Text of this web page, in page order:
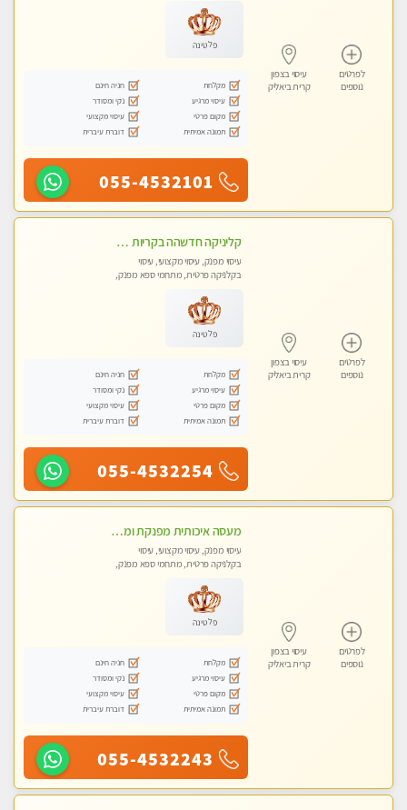
לפרטים
נוספים
עיסוי בצפון
קרית ביאליק
פלטינה
מקלחת
חניה חינם
עיסוי מרגיע
נקי ומסודר
מקום פרטי
עיסוי מקצועי
תמונה אמיתית
דוברת עיברית
055-4532101
לפרטים
נוספים
עיסוי בצפון
קרית ביאליק
קליניקה חדשהה בקריות מעסה איכותית מפנקת ומקצועית מאוד+נשים +זוגות
עיסוי מפנק, עיסוי מקצועי, עיסוי
בקלניקה פרטית, מתחמי ספא מפנק,
לנשים בלבד
פלטינה
מקלחת
חניה חינם
עיסוי מרגיע
נקי ומסודר
מקום פרטי
עיסוי מקצועי
תמונה אמיתית
דוברת עיברית
055-4532254
לפרטים
נוספים
עיסוי בצפון
קרית ביאליק
מעסה איכותית מפנקת ומקצועית עיסוי חלומי ..... בקריות
עיסוי מפנק, עיסוי מקצועי, עיסוי
בקלניקה פרטית, מתחמי ספא מפנק,
פלטינה
מקלחת
חניה חינם
עיסוי מרגיע
נקי ומסודר
מקום פרטי
עיסוי מקצועי
תמונה אמיתית
דוברת עיברית
055-4532243